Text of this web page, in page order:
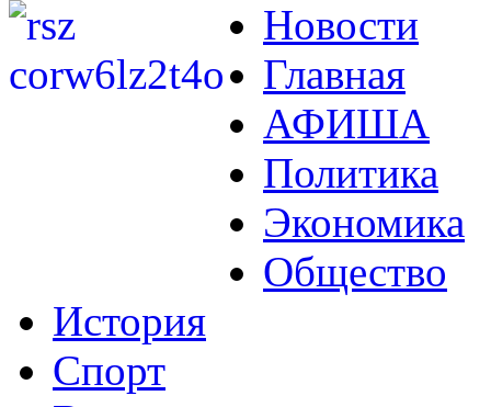
Новости
Главная
АФИША
Политика
Экономика
Общество
История
Спорт